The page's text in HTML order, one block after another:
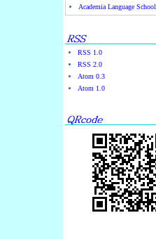
Academia Language School
RSS 1.0
RSS 2.0
Atom 0.3
Atom 1.0